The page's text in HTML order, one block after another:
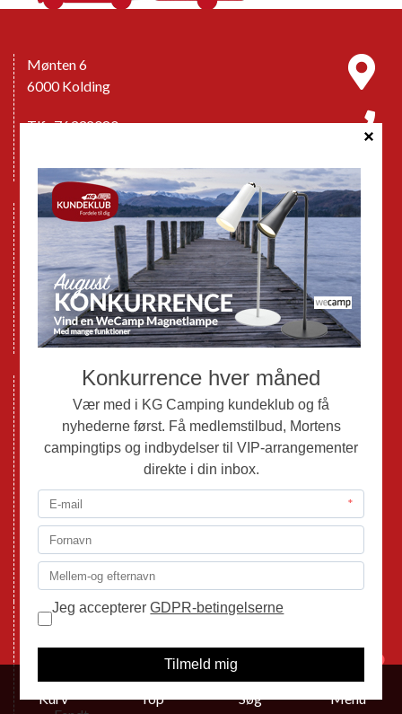
Mønten 6
6000 Kolding
Tlf.: 76332080
Email:info@kg-camping.dk
Åbningstider
Følg os på Facebook
Handelsbetingelser
Cookie politik
Databeskyttelse GDPR
GPDR - Optagelse af foto og video
Nye Campingvogne
Nye Autocampere og Vans
Brugte Campingvogne
Brugte Autocampere og Vans
Webshop
Værksted
Mortens Campingtips
KG Camping Kundeklub
Nyheder
Adria
Adria Autocampere
Kurv Top Søg Menu